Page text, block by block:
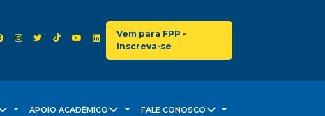
Vem para FPP -
Inscreva-se
APOIO ACADÊMICO FALE CONOSCO